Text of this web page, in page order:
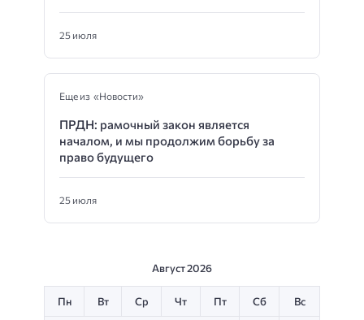
25 июля
Еще из «Новости»
ПРДН: рамочный закон является
началом, и мы продолжим борьбу за
право будущего
25 июля
Август 2026
Пн Вт Ср Чт Пт Сб Вс